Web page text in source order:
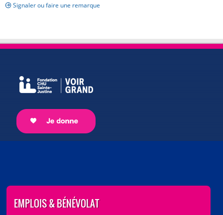
Signaler ou faire une remarque
EMPLOIS & BÉNÉVOLAT